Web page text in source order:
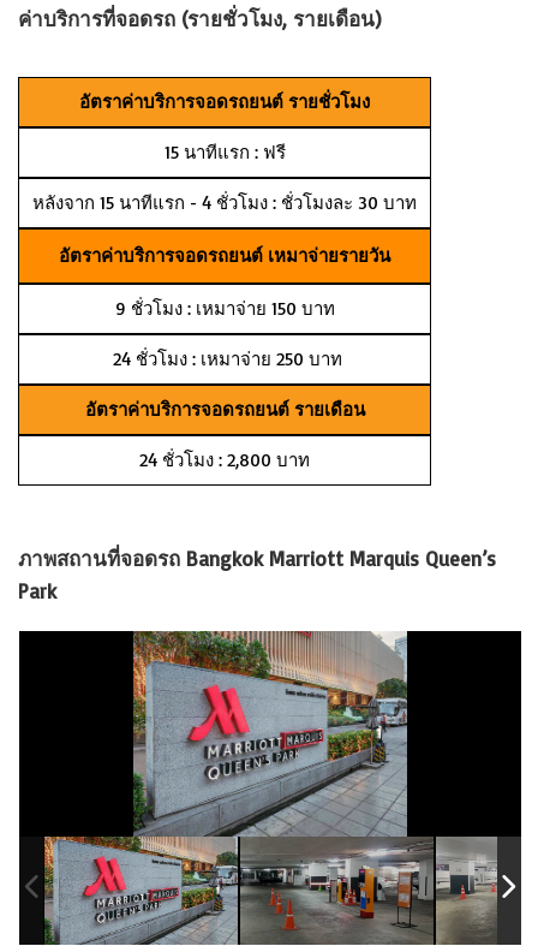
ค่าบริการที่จอดรถ (รายชั่วโมง, รายเดือน)
อัตราค่าบริการจอดรถยนต์ รายชั่วโมง
15 นาทีแรก : ฟรี
หลังจาก 15 นาทีแรก - 4 ชั่วโมง : ชั่วโมงละ 30 บาท
อัตราค่าบริการจอดรถยนต์ เหมาจ่ายรายวัน
9 ชั่วโมง : เหมาจ่าย 150 บาท
24 ชั่วโมง : เหมาจ่าย 250 บาท
อัตราค่าบริการจอดรถยนต์ รายเดือน
24 ชั่วโมง : 2,800 บาท
ภาพสถานที่จอดรถ Bangkok Marriott Marquis Queen’s
Park